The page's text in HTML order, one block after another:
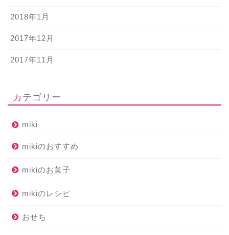
2018年1月
2017年12月
2017年11月
カテゴリー
miki
mikiのおすすめ
mikiのお菓子
mikiのレシピ
おせち